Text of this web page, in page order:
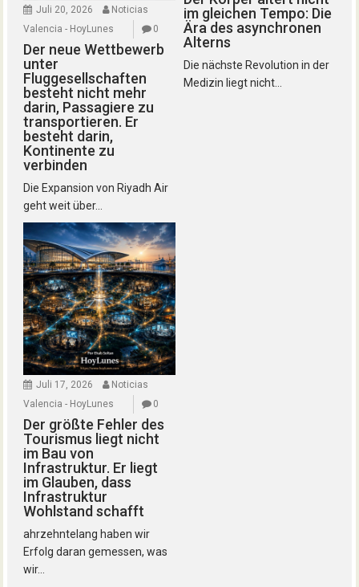
Juli 20, 2026
Noticias
Valencia - HoyLunes
0
Der neue Wettbewerb
unter
Fluggesellschaften
besteht nicht mehr
darin, Passagiere zu
transportieren. Er
besteht darin,
Kontinente zu
verbinden
Die Expansion von Riyadh Air
geht weit über...
im gleichen Tempo: Die
Ära des asynchronen
Alterns
Die nächste Revolution in der
Medizin liegt nicht...
Juli 17, 2026
Noticias
Valencia - HoyLunes
0
Der größte Fehler des
Tourismus liegt nicht
im Bau von
Infrastruktur. Er liegt
im Glauben, dass
Infrastruktur
Wohlstand schafft
ahrzehntelang haben wir
Erfolg daran gemessen, was
wir...